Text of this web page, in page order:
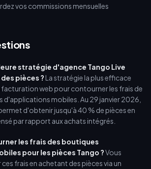
vos commissions mensuelles
stratégie d'agence Tango Live
pièces ?La stratégie la plus efficace
facturation web pour contourner les frais de
d'applications mobiles. Au 29 janvier 2026,
d'obtenir jusqu'à 40 % de pièces en
par rapport aux achats intégrés.
les frais des boutiques
pour les pièces Tango ?Vous
frais en achetant des pièces via un